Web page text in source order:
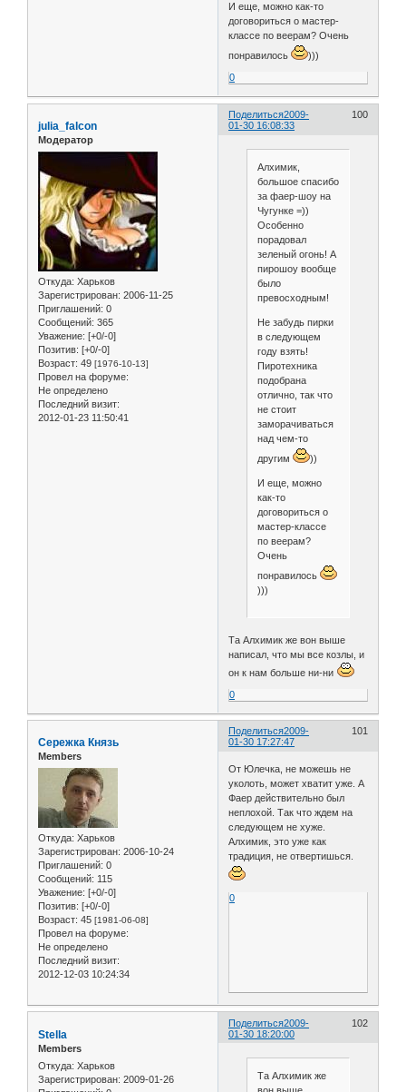
И еще, можно как-то
договориться о мастер-
классе по веерам? Очень
понравилось
)))
0
Поделиться 100
2009-
01-30 16:08:33
julia_falcon
Модератор
Откуда: Харьков
Зарегистрирован: 2006-11-25
Приглашений: 0
Сообщений: 365
Уважение: [+0/-0]
Позитив: [+0/-0]
Возраст: 49 [1976-10-13]
Провел на форуме:
Не определено
Последний визит:
2012-01-23 11:50:41
Алхимик,
большое спасибо
за фаер-шоу на
Чугунке =))
Особенно
порадовал
зеленый огонь! А
пирошоу вообще
было
превосходным!
Не забудь пирки
в следующем
году взять!
Пиротехника
подобрана
отлично, так что
не стоит
заморачиваться
над чем-то
другим
))
И еще, можно
как-то
договориться о
мастер-классе
по веерам?
Очень
понравилось
)))
Та Алхимик же вон выше
написал, что мы все козлы, и
он к нам больше ни-ни
0
Поделиться 101
2009-
01-30 17:27:47
Сережка Князь
Members
Откуда: Харьков
Зарегистрирован: 2006-10-24
Приглашений: 0
Сообщений: 115
Уважение: [+0/-0]
Позитив: [+0/-0]
Возраст: 45 [1981-06-08]
Провел на форуме:
Не определено
Последний визит:
2012-12-03 10:24:34
От Юлечка, не можешь не
уколоть, может хватит уже. А
Фаер действительно был
неплохой. Так что ждем на
следующем не хуже.
Алхимик, это уже как
традиция, не отвертишься.
0
Поделиться 102
2009-
01-30 18:20:00
Stella
Members
Откуда: Харьков
Зарегистрирован: 2009-01-26
Та Алхимик же
вон выше